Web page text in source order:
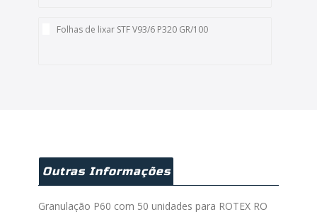
Folhas de lixar STF V93/6 P320 GR/100
Outras Informações
Granulação P60 com 50 unidades para ROTEX RO